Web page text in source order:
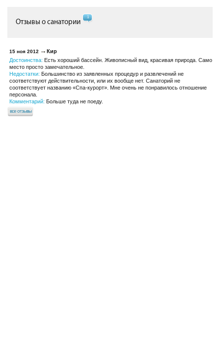
Отзывы о санатории
1
15 ноя 2012
Кир
Достоинства: Есть хороший бассейн. Живописный вид, красивая природа. Само
место просто замечательное.
Недостатки: Большинство из заявленных процедур и развлечений не
соответствуют действительности, или их вообще нет. Санаторий не
соответствует названию «Спа-курорт». Мне очень не понравилось отношение
персонала.
Комментарий: Больше туда не поеду.
все отзывы